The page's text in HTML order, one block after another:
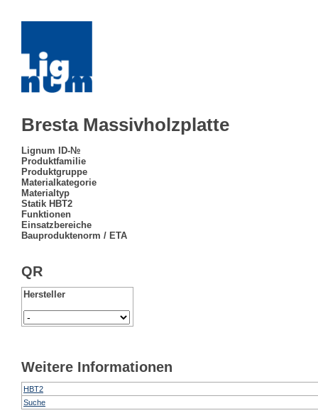
Bresta Massivholzplatte
Lignum ID-№
Produktfamilie
Produktgruppe
Materialkategorie
Materialtyp
Statik HBT2
Funktionen
Einsatzbereiche
Bauproduktenorm / ETA
QR
Hersteller
Weitere Informationen
HBT2
Suche